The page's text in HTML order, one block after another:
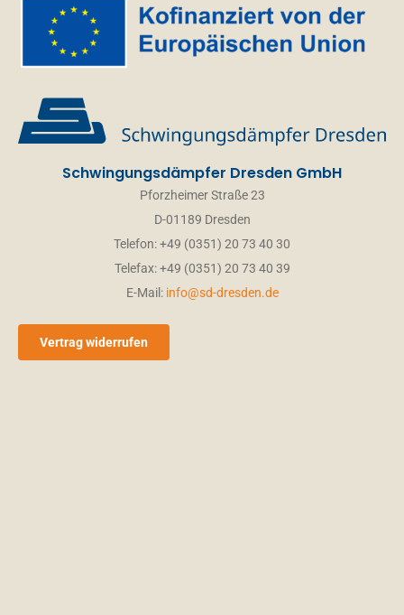
Schwingungsdämpfer Dresden GmbH
Pforzheimer Straße 23
D-01189 Dresden
Telefon: +49 (0351) 20 73 40 30
Telefax: +49 (0351) 20 73 40 39
E-Mail: info@sd-dresden.de
Vertrag widerrufen